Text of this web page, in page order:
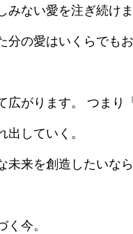
みない愛を注ぎ続け
分の愛はいくらでも
広がります。 つまり
していく。
来を創造したいなら
今。